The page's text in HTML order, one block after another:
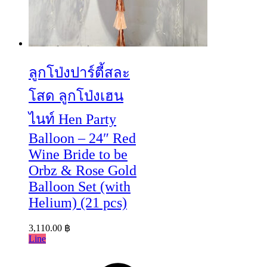
ลูกโป่งปาร์ตี้สละ
โสด ลูกโป่งเฮน
ไนท์ Hen Party
Balloon – 24″ Red
Wine Bride to be
Orbz & Rose Gold
Balloon Set (with
Helium) (21 pcs)
3,110.00 ฿
Line